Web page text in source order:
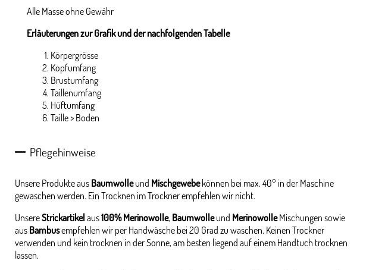
Alle Masse ohne Gewähr
Erläuterungen zur Grafik und der nachfolgenden Tabelle
Körpergrösse
Kopfumfang
Brustumfang
Taillenumfang
Hüftumfang
Taille > Boden
Pflegehinweise
Unsere Produkte aus Baumwolleund Mischgewebekönnen bei max. 40° in der Maschine
gewaschen werden. Ein Trocknen im Trockner empfehlen wir nicht.
UnsereStrickartikel aus100% Merinowolle, Baumwolleund MerinowolleMischungen sowie
aus Bambusempfehlen wir per Handwäsche bei 20 Grad zu waschen. Keinen Trockner
verwenden und kein trocknen in der Sonne, am besten liegend auf einem Handtuch trocknen
lassen.